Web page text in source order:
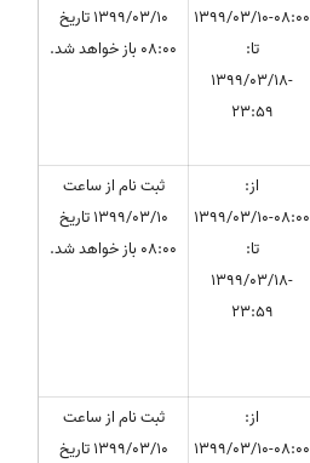
1399/03/10-08:00
تا:
1399/03/18-
23:59
1399/03/10 تاریخ
08:00 باز خواهد شد.
از:
1399/03/10-08:00
تا:
1399/03/18-
23:59
ثبت نام از ساعت
1399/03/10 تاریخ
08:00 باز خواهد شد.
از:
1399/03/10-08:00
ثبت نام از ساعت
1399/03/10 تاریخ